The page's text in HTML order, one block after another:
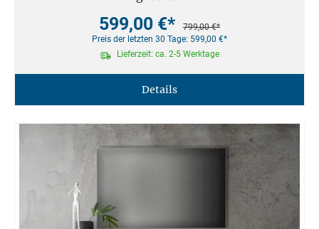
599,00 €*
799,00 €*
Preis der letzten 30 Tage: 599,00 €*
Lieferzeit: ca. 2-5 Werktage
Details